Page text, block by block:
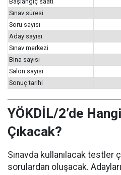
Sınav süresi
Soru sayısı
Aday sayısı
Sınav merkezi
Bina sayısı
Salon sayısı
Sonuç tarihi
YÖKDİL/2’de
Çıkacak?
Sınavda kullanılacak testler
sorulardan oluşacak.